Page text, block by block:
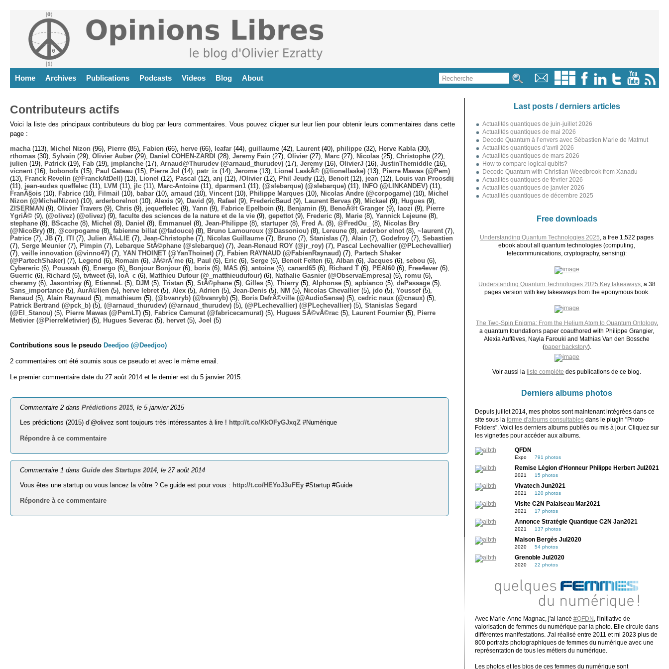
Home Archives Publications Podcasts Videos Blog About
Contributeurs actifs
Voici la liste des principaux contributeurs du blog par leurs commentaires. Vous pouvez cliquer sur leur lien pour obtenir leurs commentaires dans cette
page :
macha (113), Michel Nizon (96), Pierre (85), Fabien (66), herve (66), leafar (44), guillaume (42), Laurent (40), philippe (32), Herve Kabla (30),
rthomas (30), Sylvain (29), Olivier Auber (29), Daniel COHEN-ZARDI (28), Jeremy Fain (27), Olivier (27), Marc (27), Nicolas (25), Christophe (22),
julien (19), Patrick (19), Fab (19), jmplanche (17), Arnaud@Thurudev (@arnaud_thurudev) (17), Jeremy (16), OlivierJ (16), JustinThemiddle (16),
vicnent (16), bobonofx (15), Paul Gateau (15), Pierre Jol (14), patr_ix (14), Jerome (13), Lionel LaskÃ© (@lionellaske) (13),
Pierre Mawas (@Pem)
(13),
Franck Revelin (@FranckAtDell) (13), Lionel (12), Pascal (12), anj (12), /Olivier (12), Phil Jeudy (12), Benoit (12), jean (12),
Louis van Proosdij
(11), jean-eudes queffelec (11), LVM (11), jlc (11), Marc-Antoine (11), dparmen1 (11), (@slebarque) (@slebarque) (11), INFO (@LINKANDEV) (11),
FranÃ§ois (10), Fabrice (10), Filmail (10), babar (10), arnaud (10), Vincent (10), Philippe Marques (10), Nicolas Andre (@corpogame) (10),
Michel
Nizon (@MichelNizon) (10), arderborelnot (10), Alexis (9), David (9), Rafael (9), FredericBaud (9), Laurent Bervas (9), Mickael (9), Hugues (9),
ZISERMAN (9), Olivier Travers (9), Chris (9), jequeffelec (9), Yann (9), Fabrice Epelboin (9), Benjamin (9), BenoÃ®t Granger (9), laozi (9),
Pierre
YgriÃ© (9), (@olivez) (@olivez) (9), faculte des sciences de la nature et de la vie (9), gepettot (9), Frederic (8), Marie (8), Yannick Lejeune (8),
stephane (8), BScache (8), Michel (8), Daniel (8), Emmanuel (8), Jean-Philippe (8), startuper (8), Fred A. (8), @FredOu_ (8),
Nicolas Bry
(@NicoBry) (8), @corpogame (8), fabienne billat (@fadouce) (8), Bruno Lamouroux (@Dassoniou) (8), Lereune (8), arderbor elnot (8), ~laurent (7),
Patrice (7), JB (7), ITI (7), Julien Ã‰LIE (7), Jean-Christophe (7), Nicolas Guillaume (7), Bruno (7), Stanislas (7), Alain (7), Godefroy (7), Sebastien
(7), Serge Meunier (7), Pimpin (7), Lebarque StÃ©phane (@slebarque) (7), Jean-Renaud ROY (@jr_roy) (7),
Pascal Lechevallier (@PLechevallier)
(7), veille innovation (@vinno47) (7), YAN THOINET (@YanThoinet) (7), Fabien RAYNAUD (@FabienRaynaud) (7),
Partech Shaker
(@PartechShaker) (7), Legend (6), Romain (6), JÃ©rÃ´me (6), Paul (6), Eric (6), Serge (6), Benoit Felten (6), Alban (6), Jacques (6), sebou (6),
Cybereric (6), Poussah (6), Energo (6), Bonjour Bonjour (6), boris (6), MAS (6), antoine (6), canard65 (6), Richard T (6), PEAI60 (6), Free4ever (6),
Guerric (6), Richard (6), tvtweet (6), loÃ¯c (6), Matthieu Dufour (@_matthieudufour) (6), Nathalie Gasnier (@ObservaEmpresa) (6), romu (6),
cheramy (6), Jasontrisy (6), EtienneL (5), DJM (5), Tristan (5), StÃ©phane (5), Gilles (5), Thierry (5), Alphonse (5), apbianco (5), dePassage (5),
Sans_importance (5), AurÃ©lien (5), herve lebret (5), Alex (5), Adrien (5), Jean-Denis (5), NM (5), Nicolas Chevallier (5), jdo (5), Youssef(5),
Renaud (5), Alain Raynaud (5), mmathieum (5), (@bvanryb) (@bvanryb) (5), Boris DefrÃ©ville (@AudioSense) (5), cedric naux (@cnaux) (5),
Patrick Bertrand (@pck_b) (5), (@arnaud_thurudev) (@arnaud_thurudev) (5), (@PLechevallier) (@PLechevallier) (5), Stanislas Segard
(@El_Stanou) (5), Pierre Mawas (@PemLT) (5), Fabrice Camurat (@fabricecamurat) (5), Hugues SÃ©vÃ©rac (5), Laurent Fournier (5),
Pierre
Metivier (@PierreMetivier) (5), Hugues Severac (5), hervet (5), Joel (5)
Contributions sous le pseudo Deedjoo (@Deedjoo)
2 commentaires ont été soumis sous ce pseudo et avec le même email.
Le premier commentaire date du 27 août 2014 et le dernier est du 5 janvier 2015.
Commentaire 2 dansPrédictions 2015, le 5 janvier 2015
Les prédictions (2015) d’@olivez sont toujours très intéressantes à lire ! http://t.co/KkOFyGJxqZ #Numérique
Répondre à ce commentaire
Commentaire 1 dansGuide des Startups 2014 , le 27 août 2014
Vous êtes une startup ou vous lancez la vôtre ? Ce guide est pour vous : http://t.co/HEYoJ3uFEy #Startup #Guide
Répondre à ce commentaire
Last posts / derniers articles
Actualités quantiques de juin-juillet 2026
Actualités quantiques de mai 2026
Decode Quantum à l’envers avec Sébastien Marie de Matmut
Actualités quantiques d’avril 2026
Actualités quantiques de mars 2026
How to compare logical qubits?
Decode Quantum with Christian Weedbrook from Xanadu
Actualités quantiques de février 2026
Actualités quantiques de janvier 2026
Actualités quantiques de décembre 2025
Free downloads
Understanding Quantum Technologies 2025 , a free 1,522 pages
ebook about all quantum technologies (computing,
telecommunications, cryptography, sensing):
Understanding Quantum Technologies 2025 Key takeaways, a 38
pages version with key takeaways from the eponymous book.
The Two-Spin Enigma: From the Helium Atom to Quantum Ontology,
a quantum foundations paper coauthored with Philippe Grangier,
Alexia Auffèves, Nayla Farouki and Mathias Van den Bossche
(paper backstory).
Voir aussi la liste complète des publications de ce blog.
Derniers albums photos
Depuis juillet 2014, mes photos sont maintenant intégrées dans ce
site sous la forme d'albums consultablesdans le plugin "Photo-
Folders". Voici les derniers albums publiés ou mis à jour. Cliquez sur
les vignettes pour accéder aux albums.
QFDN
Expo 791 photos
Remise Légion d'Honneur Philippe Herbert Jul2021
2021 15 photos
Vivatech Jun2021
2021 120 photos
Visite C2N Palaiseau Mar2021
2021 17 photos
Annonce Stratégie Quantique C2N Jan2021
2021 137 photos
Maison Bergès Jul2020
2020 54 photos
Grenoble Jul2020
2020 22 photos
Avec Marie-Anne Magnac, j'ai lancé #QFDN
, l'initiative de
valorisation de femmes du numérique par la photo. Elle circule dans
différentes manifestations. J'ai réalisé entre 2011 et mi 2023 plus de
800 portraits photographiques de femmes du numérique avec une
représentation de tous les métiers du numérique.
Les photos et les bios de ces femmes du numérique sont